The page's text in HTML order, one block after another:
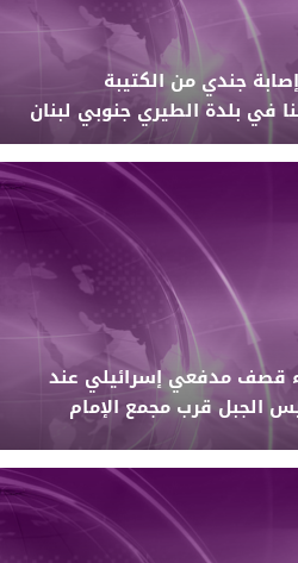
جندي من الكتيبة
جراء قصف مدفعي إسرائيلي عند
الجبل قرب مجمع الإمام